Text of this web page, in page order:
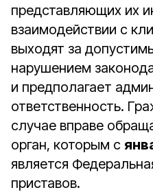
представляющих их
взаимодействии с
выходят за
нарушением
и предполагает
ответственность.
случае вправе
орган, которым с
является
приставов.